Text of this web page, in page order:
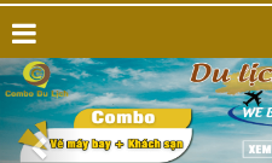
Previous